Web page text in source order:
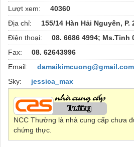
Lượt xem:
40360
Địa chỉ:
155/14 Hàn Hải Nguyên, P.
Điện thoại:
08. 6686 4994; Ms.Tinh
Fax:
08. 62643996
Email:
damaikimcuong@gmail.com
Sky:
jessica_max
NCC Thường là nhà cung cấp chưa
chứng thực.